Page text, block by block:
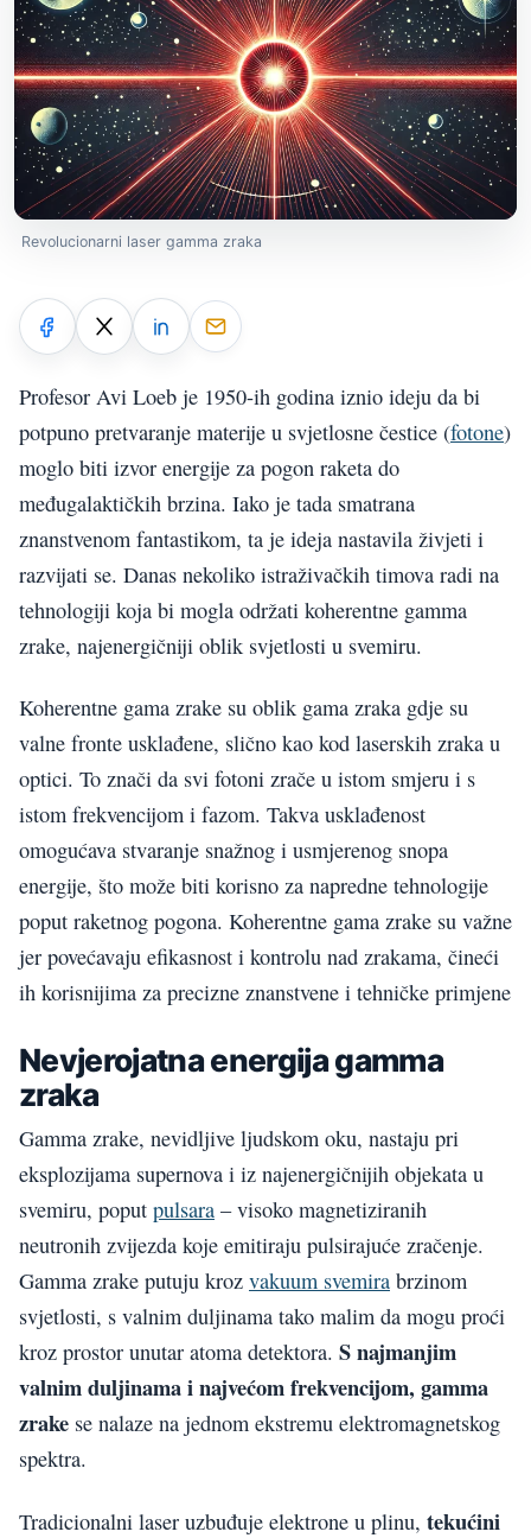
Revolucionarni laser gamma zraka
Profesor Avi Loeb je 1950-ih godina iznio ideju da bi
potpuno pretvaranje materije u svjetlosne čestice (fotone)
moglo biti izvor energije za pogon raketa do
međugalaktičkih brzina. Iako je tada smatrana
znanstvenom fantastikom, ta je ideja nastavila živjeti i
razvijati se. Danas nekoliko istraživačkih timova radi na
tehnologiji koja bi mogla održati koherentne gamma
zrake, najenergičniji oblik svjetlosti u svemiru.
Koherentne gama zrake su oblik gama zraka gdje su
valne fronte usklađene, slično kao kod laserskih zraka u
optici. To znači da svi fotoni zrače u istom smjeru i s
istom frekvencijom i fazom. Takva usklađenost
omogućava stvaranje snažnog i usmjerenog snopa
energije, što može biti korisno za napredne tehnologije
poput raketnog pogona. Koherentne gama zrake su važne
jer povećavaju efikasnost i kontrolu nad zrakama, čineći
ih korisnijima za precizne znanstvene i tehničke primjene
Nevjerojatna energija gamma
zraka
Gamma zrake, nevidljive ljudskom oku, nastaju pri
eksplozijama supernova i iz najenergičnijih objekata u
svemiru, poput pulsara – visoko magnetiziranih
neutronih zvijezda koje emitiraju pulsirajuće zračenje.
Gamma zrake putuju kroz vakuum svemira brzinom
svjetlosti, s valnim duljinama tako malim da mogu proći
kroz prostor unutar atoma detektora. S najmanjim
valnim duljinama i najvećom frekvencijom, gamma
zrake se nalaze na jednom ekstremu elektromagnetskog
spektra.
Tradicionalni laser uzbuđuje elektrone u plinu, tekućini